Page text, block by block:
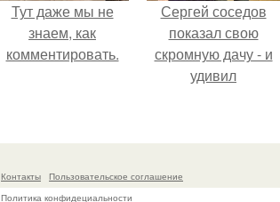
Тут даже мы не
знаем, как
комментировать.
Сергей соседов
показал свою
скромную дачу - и
удивил
Контакты
Пользовательское соглашение
Политика конфидециальности